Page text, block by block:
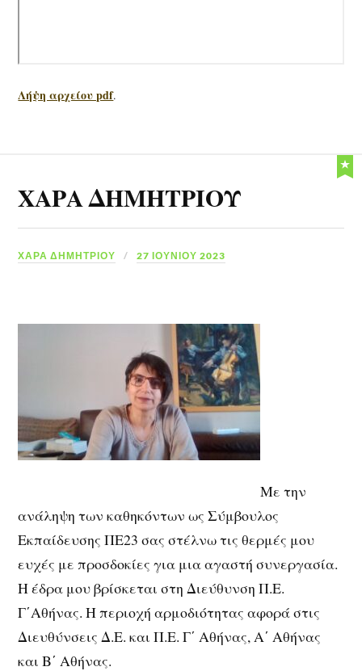
Λήψη αρχείου pdf.
ΧΑΡΑ ΔΗΜΗΤΡΙΟΥ
ΧΑΡΆ ΔΗΜΗΤΡΊΟΥ 27 ΙΟΥΝΊΟΥ 2023
Με την
ανάληψη των καθηκόντων ως Σύμβουλος
Εκπαίδευσης ΠΕ23 σας στέλνω τις θερμές μου
ευχές με προσδοκίες για μια αγαστή συνεργασία.
Η έδρα μου βρίσκεται στη Διεύθυνση Π.Ε.
Γ΄Αθήνας. Η περιοχή αρμοδιότητας αφορά στις
Διευθύνσεις Δ.Ε. και Π.Ε. Γ΄ Αθήνας, Α΄ Αθήνας
και Β΄ Αθήνας.